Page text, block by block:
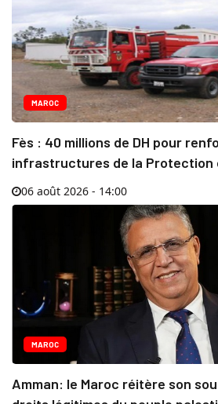
MAROC
Fès : 40 millions de DH pour
infrastructures de la Protection
06 août 2026 - 14:00
MAROC
Amman: le Maroc réitère son